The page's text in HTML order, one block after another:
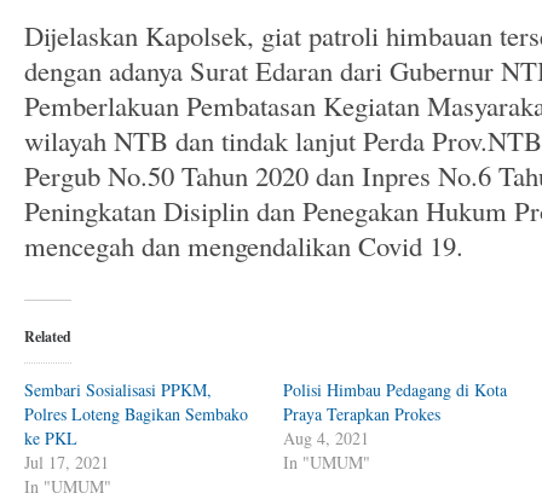
Dijelaskan Kapolsek, giat patroli himbauan
dengan adanya Surat Edaran dari Gubernur
Pemberlakuan Pembatasan Kegiatan
wilayah NTB dan tindak lanjut Perda
Pergub No.50 Tahun 2020 dan Inpres No.6
Peningkatan Disiplin dan Penegakan Hukum
mencegah dan mengendalikan Covid 19.
Related
Sembari Sosialisasi PPKM,
Polres Loteng Bagikan Sembako
ke PKL
Jul 17, 2021
In "UMUM"
Polisi Himbau Pedagang di Kota
Praya Terapkan Prokes
Aug 4, 2021
In "UMUM"